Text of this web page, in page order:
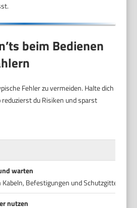
beim Bedienen
Fehler zu vermeiden. Halte dich
du Risiken und sparst
warten
Befestigungen und Schutzgittern
nutzen